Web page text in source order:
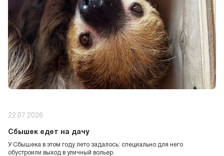
22.07.2026
Сбышек едет на дачу
У Сбышека в этом году лето задалось: специально для него
обустроили выход в уличный вольер.